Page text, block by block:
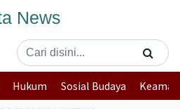
Hukum Sosial Budaya